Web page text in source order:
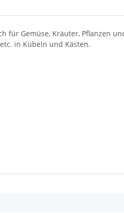
für Gemüse, Kräuter, Pflanzen
in Kübeln und Kästen.